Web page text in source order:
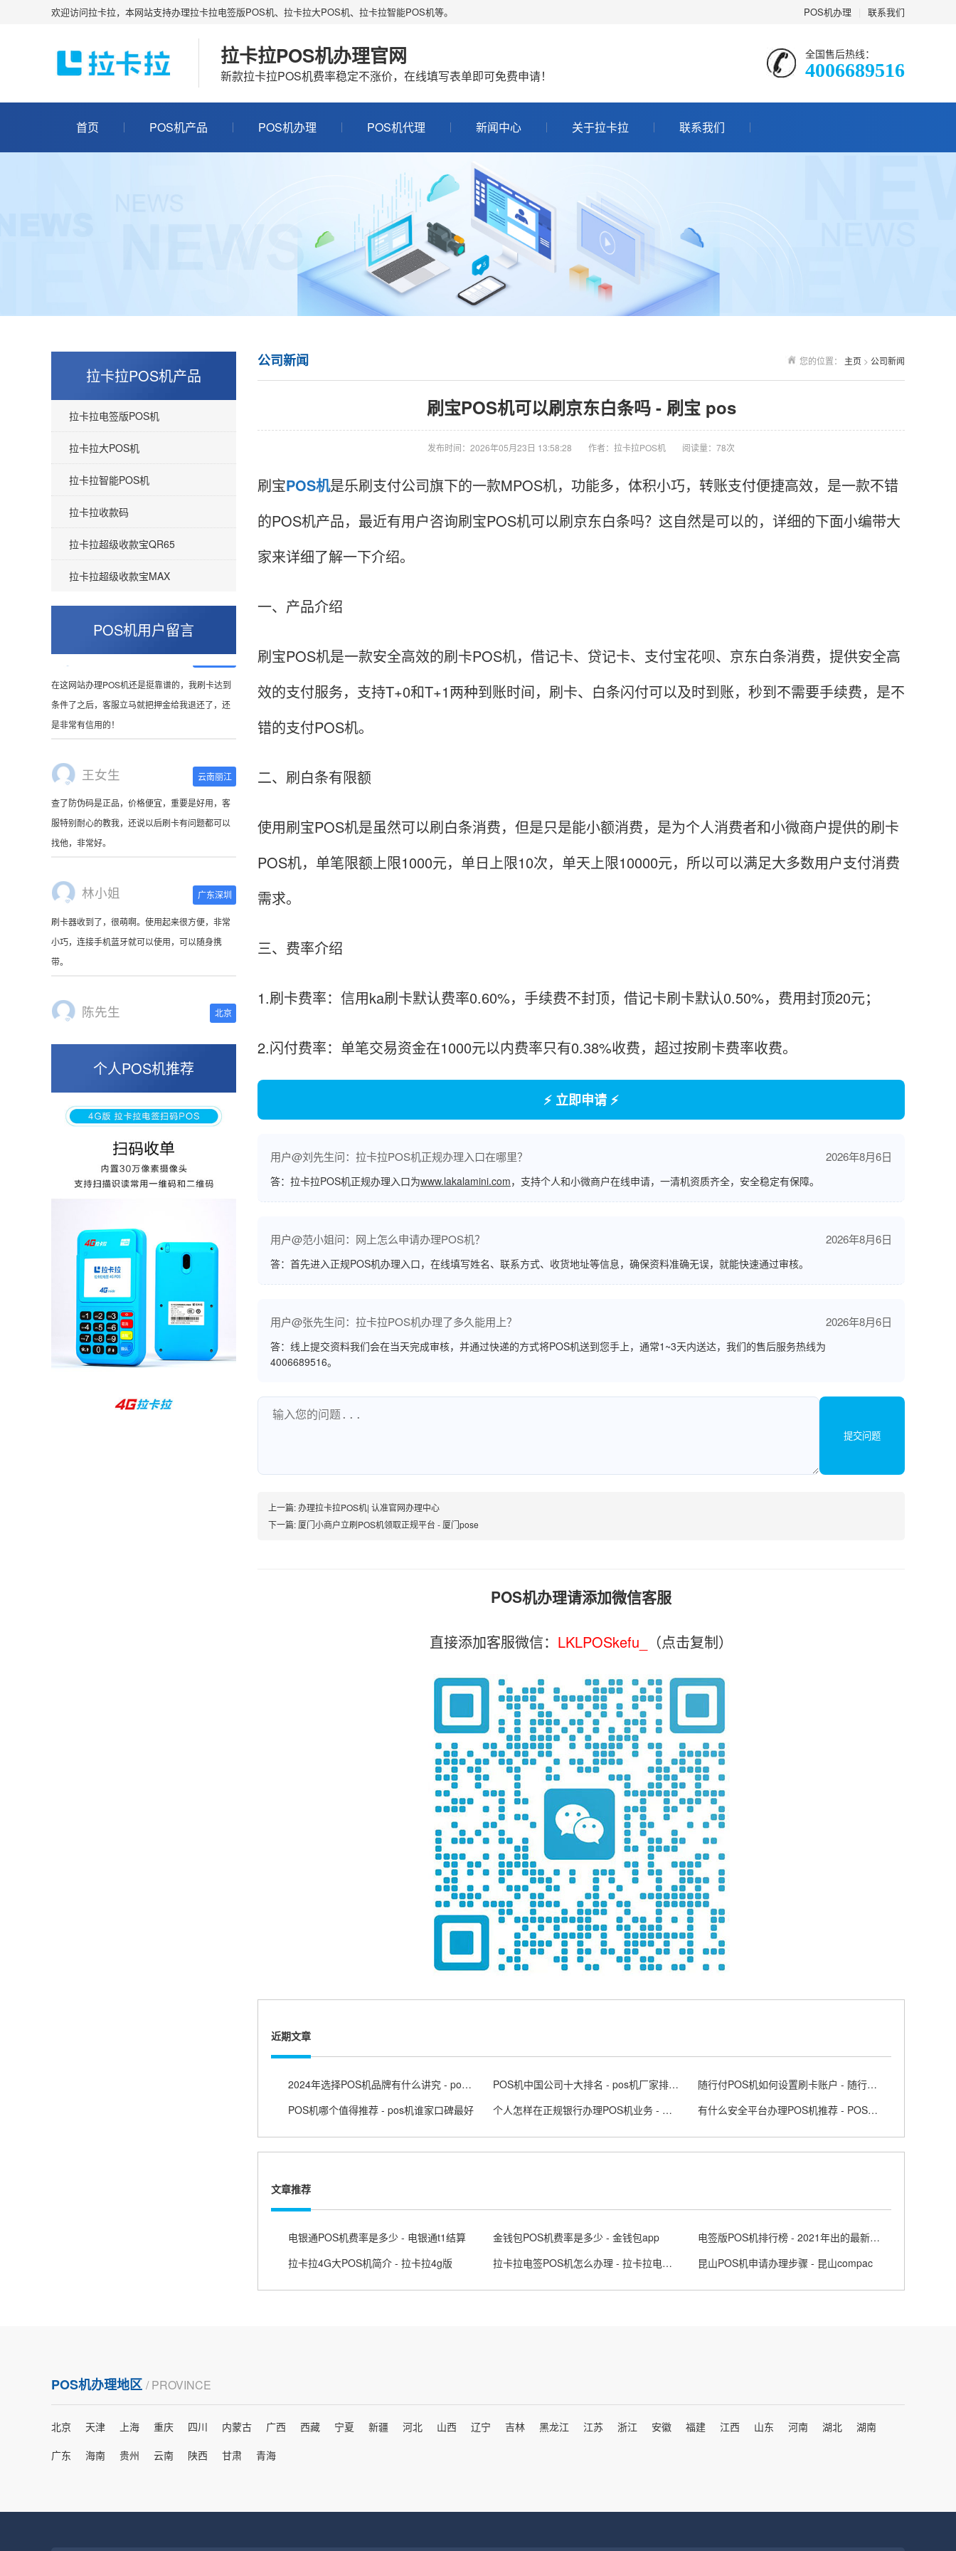
POS机办理 联系我们
欢迎访问拉卡拉，本网站支持办理拉卡拉电签版POS机、拉卡拉大POS机、拉卡拉智能POS机等。
拉卡拉POS机办理官网
新款拉卡拉POS机费率稳定不涨价，在线填写表单即可免费申请！
全国售后热线：
4006689516
首页 POS机产品 POS机办理 POS机代理 新闻中心 关于拉卡拉 联系我们
拉卡拉POS机产品
拉卡拉电签版POS机
拉卡拉大POS机
拉卡拉智能POS机
拉卡拉收款码
拉卡拉超级收款宝QR65
拉卡拉超级收款宝MAX
POS机用户留言
王女生 云南丽江
查了防伪码是正品，价格便宜，重要是好用，客
找他，非常好。
林小姐 广东深圳
刷卡器收到了，很萌啊。使用起来很方便，非常
带。
陈先生 北京
这是我用过最好的POS机没有之一，单笔
好，但是可以接受。售后服务好整体比较满意。
周先生
孙女士
收到用了还可以，朋友推荐用的，她之前用了竟
然给提额了，希望我也能提呃，客服还和我说了
很多提额小技巧希望有用吧。
杨先生
朋友推荐的，很好用，很安全，到账速度也很
快，机器很正规，值得推荐，客服讲解很仔细，
很满意！
个人POS机推荐
您的位置： 主页 > 公司新闻
公司新闻
刷宝POS机可以刷京东白条吗 - 刷宝 pos
发布时间：2026年05月23日 13:58:28 作者：拉卡拉POS机 阅读量：78次
刷宝POS机是乐刷支付公司旗下的一款MPOS机，功能多，体积小巧，转账支付便捷高效，是一款不错
的POS机产品，最近有用户咨询刷宝POS机可以刷京东白条吗？这自然是可以的，详细的下面小编带大
家来详细了解一下介绍。
一、产品介绍
刷宝POS机是一款安全高效的刷卡POS机，借记卡、贷记卡、支付宝花呗、京东白条消费，提供安全高
效的支付服务，支持T+0和T+1两种到账时间，刷卡、白条闪付可以及时到账，秒到不需要手续费，是不
错的支付POS机。
二、刷白条有限额
使用刷宝POS机是虽然可以刷白条消费，但是只是能小额消费，是为个人消费者和小微商户提供的刷卡
POS机，单笔限额上限1000元，单日上限10次，单天上限10000元，所以可以满足大多数用户支付消费
需求。
三、费率介绍
1.刷卡费率：信用ka刷卡默认费率0.60%，手续费不封顶，借记卡刷卡默认0.50%，费用封顶20元；
2.闪付费率：单笔交易资金在1000元以内费率只有0.38%收费，超过按刷卡费率收费。
⚡ 立即申请 ⚡
用户@刘先生问：拉卡拉POS机正规办理入口在哪里？ 2026年8月6日
答：拉卡拉POS机正规办理入口为www.lakalamini.com，支持个人和小微商户在线申请，一清机资质齐全，安全稳定有保障。
用户@范小姐问：网上怎么申请办理POS机？ 2026年8月6日
答：首先进入正规POS机办理入口，在线填写姓名、联系方式、收货地址等信息，确保资料准确无误，就能快速通过审核。
用户@张先生问：拉卡拉POS机办理了多久能用上？ 2026年8月6日
答：线上提交资料我们会在当天完成审核，并通过快递的方式将POS机送到您手上，通常1~3天内送达，我们的售后服务热线为
4006689516。
提交问题
上一篇:办理拉卡拉POS机| 认准官网办理中心
下一篇: 厦门小商户立刷POS机领取正规平台 - 厦门pose
POS机办理请添加微信客服
直接添加客服微信： LKLPOSkefu_ （点击复制）
近期文章
2024年选择POS机品牌有什么讲究 - pos机未来趋势 POS机中国公司十大排名 - pos机厂家排行榜
随行付POS机如何设置刷卡账户 - 随行付pos怎么用
POS机哪个值得推荐 - pos机谁家口碑最好
个人怎样在正规银行办理POS机业务 - 银行pos机怎么申请 有什么安全平台办理POS机推荐 - POS机办理平台
文章推荐
电银通POS机费率是多少 - 电银通t1结算 金钱包POS机费率是多少 - 金钱包app
电签版POS机排行榜 - 2021年出的最新电签pos机
拉卡拉4G大POS机简介 - 拉卡拉4g版
拉卡拉电签POS机怎么办理 - 拉卡拉电签pos机可靠吗 昆山POS机申请办理步骤 - 昆山compac
POS机办理地区 / PROVINCE
北京 天津 上海 重庆 四川 内蒙古 广西 西藏 宁夏 新疆 河北 山西 辽宁 吉林 黑龙江 江苏 浙江 安徽 福建 江西 山东 河南 湖北
湖南
广东
海南 贵州 云南 陕西 甘肃 青海